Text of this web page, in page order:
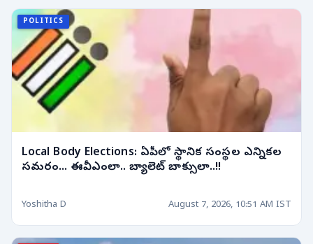
POLITICS
Local Body Elections: ఏపీలో స్థానిక సంస్థల ఎన్నికల
సమరం... ఈవీఎంలా.. బ్యాలెట్ బాక్సులా..!!
Yoshitha D August 7, 2026, 10:51 AM IST